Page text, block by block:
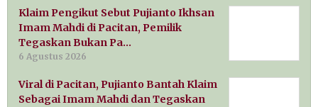
Klaim Pengikut Sebut Pujianto Ikhsan
Imam Mahdi di Pacitan, Pemilik
Tegaskan Bukan Pa…
6 Agustus 2026
Viral di Pacitan, Pujianto Bantah Klaim
Sebagai Imam Mahdi dan Tegaskan